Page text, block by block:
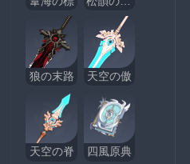
狼の末路 天空の傲
天空の脊 四風原典